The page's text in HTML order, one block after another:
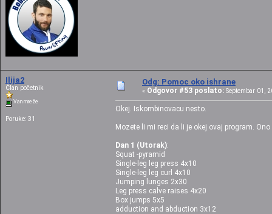
Ilija2
Član početnik
Van mreže
Poruke: 31
Odg: Pomoc oko ishrane
« Odgovor #53 poslato: Septembar 01,
Okej. Iskombinovacu nesto.
Mozete li mi reci da li je okej ovaj program.
Dan 1 (Utorak):
Squat -pyramid
Single-leg leg press 4x10
Single-leg leg curl 4x10
Jumping lunges 2x30
Leg press calve raises 4x20
Box jumps 5x5
adduction and abduction 3x12